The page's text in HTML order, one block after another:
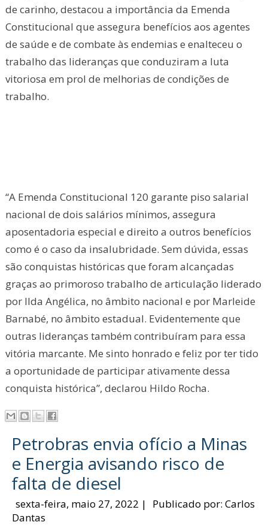
de carinho, destacou a importância da Emenda
Constitucional que assegura benefícios aos agentes
de saúde e de combate às endemias e enalteceu o
trabalho das lideranças que conduziram a luta
vitoriosa em prol de melhorias de condições de
trabalho.
“A Emenda Constitucional 120 garante piso salarial
nacional de dois salários mínimos, assegura
aposentadoria especial e direito a outros benefícios
como é o caso da insalubridade. Sem dúvida, essas
são conquistas históricas que foram alcançadas
graças ao primoroso trabalho de articulação liderado
por Ilda Angélica, no âmbito nacional e por Marleide
Barnabé, no âmbito estadual. Evidentemente que
outras lideranças também contribuíram para essa
vitória marcante. Me sinto honrado e feliz por ter tido
a oportunidade de participar ativamente dessa
conquista histórica”, declarou Hildo Rocha.
Petrobras envia ofício a Minas
e Energia avisando risco de
falta de diesel
sexta-feira, maio 27, 2022 | Publicado por:Carlos
Dantas